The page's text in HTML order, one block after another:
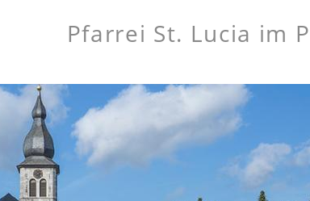
Pfarrei St. Lucia im